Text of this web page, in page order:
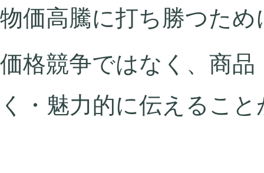
物価高騰に打ち勝つため
価格競争ではなく、商
く・魅力的に伝えるこ